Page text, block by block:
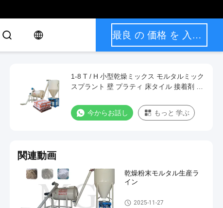
最良 の 価格 を 入手 する
1-8 T / H 小型乾燥ミックス モルタルミック
スプラント 壁 プラティ 床タイル 接着剤 グ
今からお話し もっと 学ぶ
関連動画
乾燥粉末モルタル生産ラ
イン
乾燥した乳鉢の生産ライン
2025-11-27